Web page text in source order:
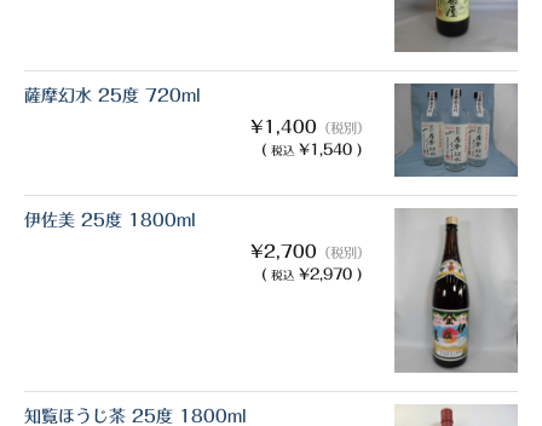
薩摩幻水 25度 720ml
¥1,400 （税別）
( 税込 ¥1,540 )
伊佐美 25度 1800ml
¥2,700 （税別）
( 税込 ¥2,970 )
知覧ほうじ茶 25度 1800ml